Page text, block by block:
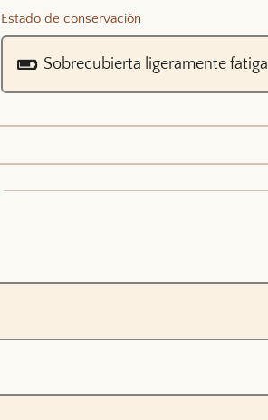
Estado de conservación